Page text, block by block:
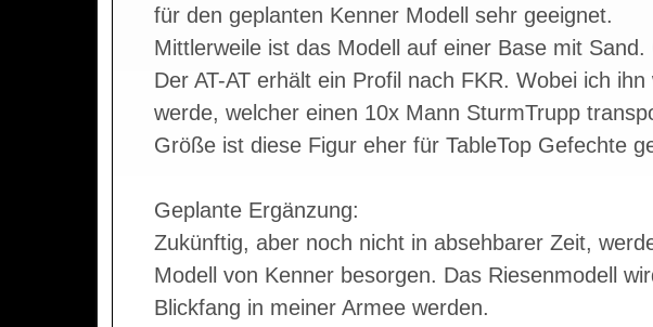
für den geplanten Kenner Modell sehr geeignet.
Mittlerweile ist das Modell auf einer Base mit
Der AT-AT erhält ein Profil nach FKR. Wobei ich
werde, welcher einen 10x Mann SturmTrupp
Größe ist diese Figur eher für TableTop Gefechte
Geplante Ergänzung:
Zukünftig, aber noch nicht in absehbarer Zeit,
Modell von Kenner besorgen. Das Riesenmodell
Blickfang in meiner Armee werden.